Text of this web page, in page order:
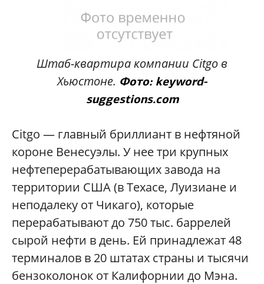
Штаб-квартира компании Citgo в
Хьюстоне. Фото: keyword-
suggestions.com
Citgo — главный бриллиант в нефтяной
короне Венесуэлы. У нее три крупных
нефтеперерабатывающих завода на
территории США (в Техасе, Луизиане и
неподалеку от Чикаго), которые
перерабатывают до 750 тыс. баррелей
сырой нефти в день. Ей принадлежат 48
терминалов в 20 штатах страны и тысячи
бензоколонок от Калифорнии до Мэна.